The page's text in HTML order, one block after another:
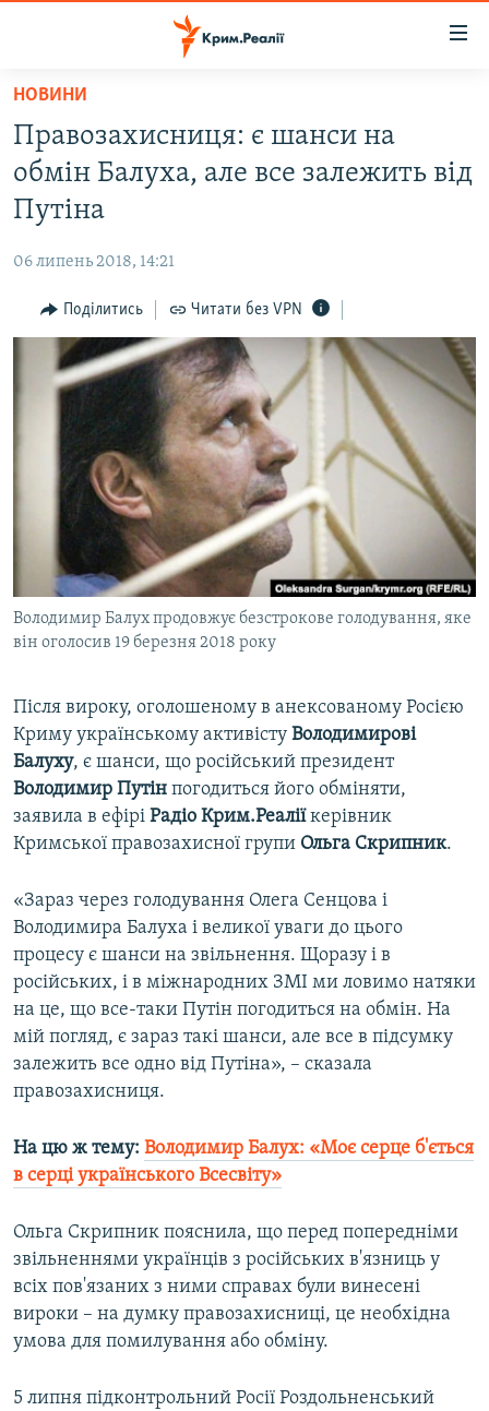
Перейти
основного
матеріалу
Перейти
до
основної
Перейти
до
пошуку
ВОДА.КРИМ
ВІДЕО ТА ФОТО
БЛОГИ
ПОГЛЯД
ІНТЕРВ'Ю
ВСЕ ЗА ДЕНЬ
СПЕЦПРОЕКТИ
ДЕПОРТАЦІЯ
ВІДЕОУРОКИ «ELIFBE»
СВІДЧЕННЯ ОКУПАЦІЇ
УКРАЇНСЬКА ПРОБЛЕМА КРИМУ
ІНФОГРАФІКА
ЯК ОБІЙТИ БЛОКУВАННЯ
Русский
Qırımtatar
ДОЛУЧАЙСЯ!
Усі сайти RFE/RL
НОВИНИ
Правозахисниця: є шанси на
обмін Балуха, але все залежить від
Путіна
06 липень 2018, 14:21
Поділитись Читати без VPN
Володимир Балух продовжує безстрокове голодування, яке
він оголосив 19 березня 2018 року
Після вироку, оголошеному в анексованому Росією
Криму українському активісту Володимирові
Балуху, є шанси, що російський президент
Володимир Путін погодиться його обміняти,
заявила в ефірі Радіо Крим.Реаліїкерівник
Кримської правозахисної групи Ольга Скрипник.
«Зараз через голодування Олега Сенцова і
Володимира Балуха і великої уваги до цього
процесу є шанси на звільнення. Щоразу і в
російських, і в міжнародних ЗМІ ми ловимо натяки
на це, що все-таки Путін погодиться на обмін. На
мій погляд, є зараз такі шанси, але все в підсумку
залежить все одно від Путіна», – сказала
правозахисниця.
На цю ж тему: Володимир Балух: «Моє серце б'ється
в серці українського Всесвіту»
Ольга Скрипник пояснила, що перед попередніми
звільненнями українців з російських в'язниць у
всіх пов'язаних з ними справах були винесені
вироки – на думку правозахисниці, це необхідна
умова для помилування або обміну.
5 липня підконтрольний Росії Роздольненський